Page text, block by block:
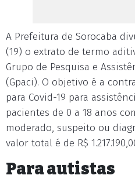
A Prefeitura de Sorocaba
(19) o extrato de termo
Grupo de Pesquisa e
(Gpaci). O objetivo é a
para Covid-19 para
pacientes de 0 a 18 anos
moderado, suspeito ou
valor total é de R$
Para autistas